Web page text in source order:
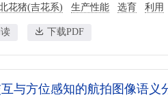
花猪(吉花系) 生产性能 选育 利用
下载PDF
与方位感知的航拍图像语义